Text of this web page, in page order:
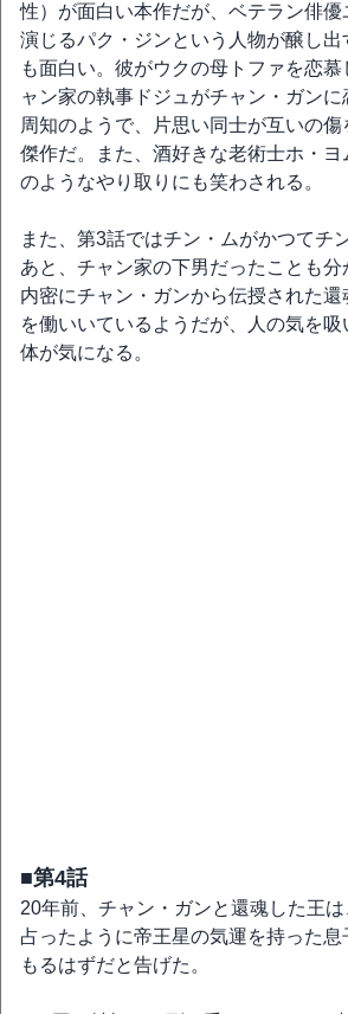
性）が面白い本作だが、ベテラン俳
演じるパク・ジンという人物が醸し出
も面白い。彼がウクの母トファを恋
ャン家の執事ドジュがチャン・ガン
周知のようで、片思い同士が互いの
傑作だ。また、酒好きな老術士ホ・
のようなやり取りにも笑わされる。
また、第3話ではチン・ムがかつてチ
あと、チャン家の下男だったことも分
内密にチャン・ガンから伝授された
を働いいているようだが、人の気を
体が気になる。
■第4話
20年前、チャン・ガンと還魂した王
占ったように帝王星の気運を持った
もるはずだと告げた。